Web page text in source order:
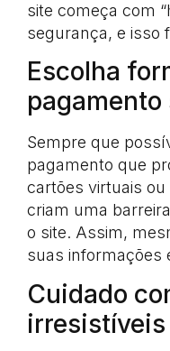
site começa com
segurança, e isso
Escolha
pagamento
Sempre que
pagamento que
cartões virtuais ou
criam uma
o site. Assim,
suas informações
Cuidado
irresistíveis